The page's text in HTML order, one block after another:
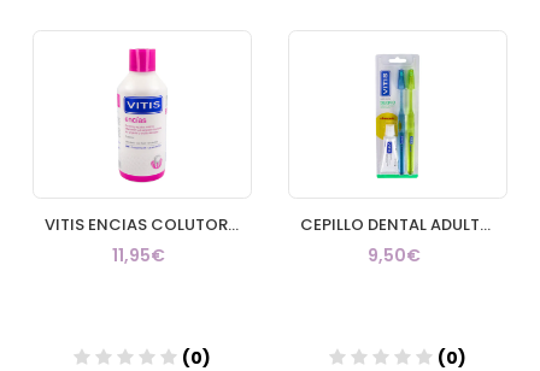
Añadir
VITIS ENCIAS COLUTORIO BUCAL 1 ENVASE 500 ml
11,95€
(0)
CEPILLO DENTAL ADULTO VITIS SUAVE DUPLO
9,50€
(0)